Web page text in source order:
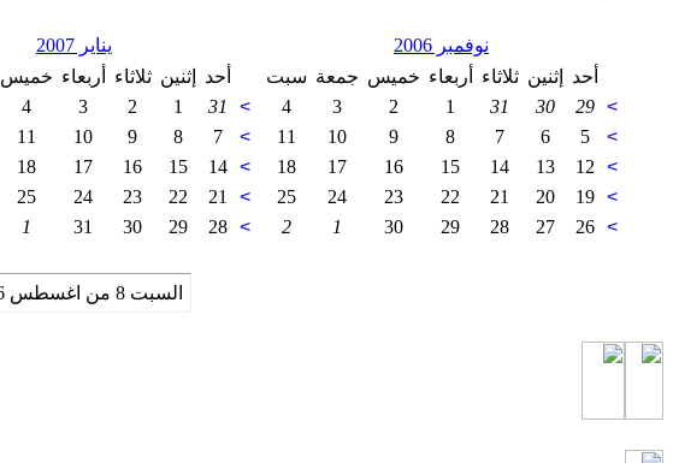
نوفمبر 2006
أحد
إثنين ثلاثاء أربعاء خميس جمعة سبت
>
29
30
31
1
2
3
4
>
5
6
7
8
9
10
11
>
12
13
14
15
16
17
18
>
19
20
21
22
23
24
25
>
26
27
28
29
30
1
2
يناير 2007
أحد
إثنين ثلاثاء أربعاء خميس
>
31
1
2
3
4
>
7
8
9
10
11
>
14
15
16
17
18
>
21
22
23
24
25
>
28
29
30
31
1
السبت 8 من اغسطس 2026 , الساعة الان 05:57:46 مساءً.